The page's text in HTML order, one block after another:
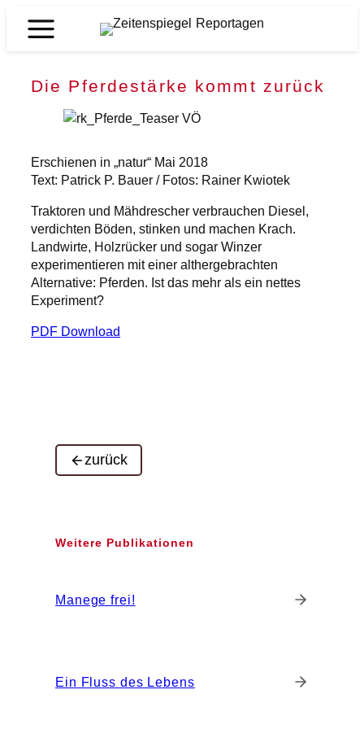
Inhalt
Zeitenspiegel
Die Pferdestärke kommt zurück
Erschienen in „natur“ Mai 2018
Text: Patrick P. Bauer / Fotos: Rainer Kwiotek
Traktoren und Mähdrescher verbrauchen Diesel,
verdichten Böden, stinken und machen Krach.
Landwirte, Holzrücker und sogar Winzer
experimentieren mit einer althergebrachten
Alternative: Pferden. Ist das mehr als ein nettes
Experiment?
PDF Download
zurück
Weitere Publikationen
Manege frei!
Ein Fluss des Lebens